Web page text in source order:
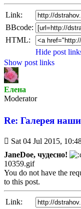
Link:
BBcode:
HTML:
Hide post
Show post links
Елена
Мoderator
Re: Галерея
Unread
Sat 04 Jul 2015,
JaneDoe, чудесно!
10359.gif
You do not have the
to this post.
Link: